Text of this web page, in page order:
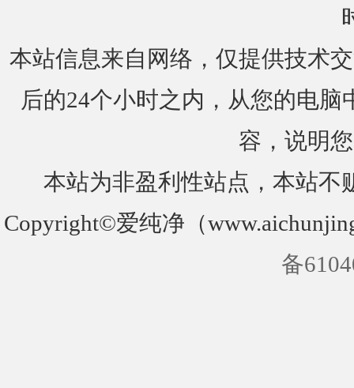
本站信息来自网络，仅提供技术
后的24个小时之内，从您的电
容，说明
本站为非盈利性站点，本站不
Copyright©爱纯净（
备